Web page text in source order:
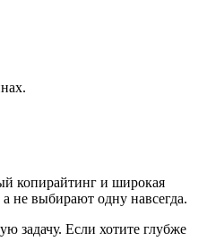
копирайтинг и широкая
не выбирают одну навсегда.
задачу. Если хотите глубже